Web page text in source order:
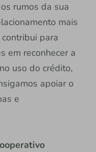
rumos da sua
mais
para
em reconhecer a
uso do crédito,
apoiar o
e